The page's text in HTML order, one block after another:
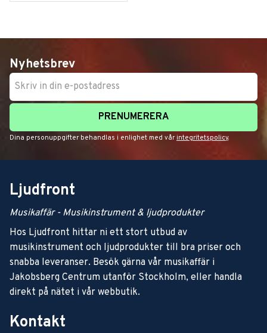
Nyhetsbrev
PRENUMERERA
Dina personuppgifter behandlas i enlighet med vår integritetspolicy.
Ljudfront
Musikaffär - Musikinstrument & ljudprodukter
Hos Ljudfront hittar ni ett stort utbud av
musikinstrument och ljudprodukter till bra priser och
snabba leveranser. Besök gärna vår musikaffär i
Jakobsberg Centrum utanför Stockholm, eller handla
direkt på nätet i vår webbutik.
Kontakt